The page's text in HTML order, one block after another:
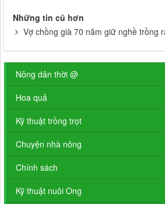
Những tin cũ hơn
Vợ chồng già 70 năm giữ nghề trồng
Nông dân thời @
Hoa quả
Kỹ thuật trồng trọt
Chuyện nhà nông
Chính sách
Kỹ thuật nuôi Ong